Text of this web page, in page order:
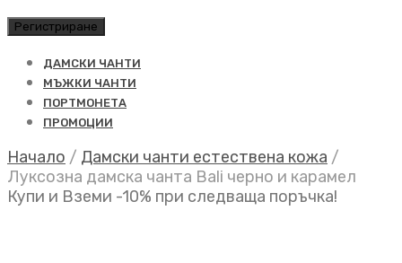
Регистриране
ДАМСКИ ЧАНТИ
МЪЖКИ ЧАНТИ
ПОРТМОНЕТА
ПРОМОЦИИ
Начало / Дамски чанти естествена кожа /
Луксозна дамска чанта Bali черно и карамел
Купи и Вземи -10% при следваща поръчка!